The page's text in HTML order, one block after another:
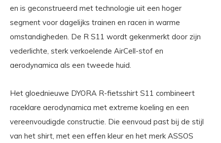
en is geconstrueerd met technologie uit een hoger
segment voor dagelijks trainen en racen in warme
omstandigheden. De R S11 wordt gekenmerkt door zijn
vederlichte, sterk verkoelende AirCell-stof en
aerodynamica als een tweede huid.
Het gloednieuwe DYORA R-fietsshirt S11 combineert
raceklare aerodynamica met extreme koeling en een
vereenvoudigde constructie. Die eenvoud past bij de stijl
van het shirt, met een effen kleur en het merk ASSOS